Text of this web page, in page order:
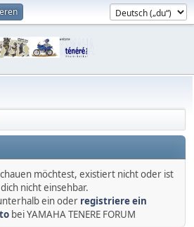
möchtest, existiert nicht oder ist
nicht einsehbar.
ein oder registriere ein
bei YAMAHA TENERE FORUM